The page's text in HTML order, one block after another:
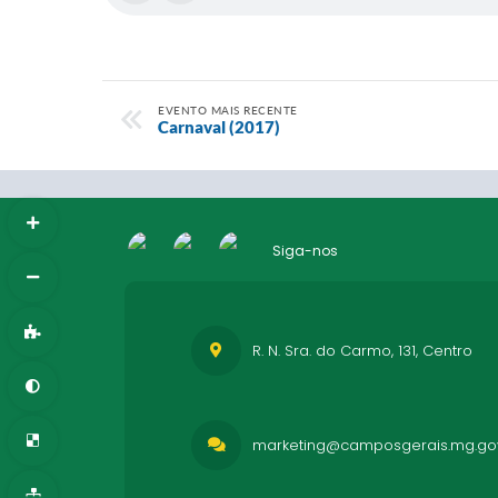
EVENTO MAIS RECENTE
Carnaval (2017)
Siga-nos
R. N. Sra. do Carmo, 131, Centro